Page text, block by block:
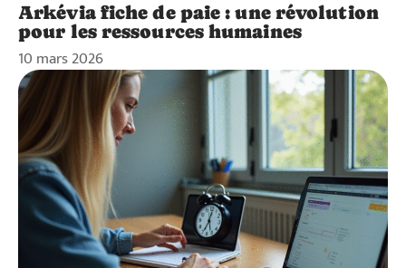
Arkévia fiche de paie : une révolution
pour les ressources humaines
10 mars 2026